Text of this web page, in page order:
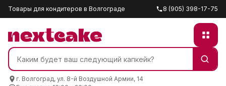
Товары для кондитеров в Волгограде 8 (905) 398-17-75
г. Волгоград, ул. 8-й Воздушной Армии, 14